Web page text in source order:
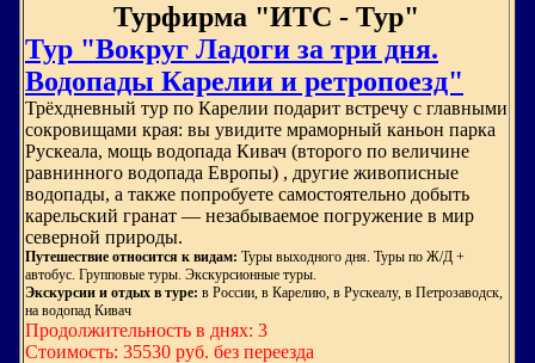
Турфирма "ИТС - Тур"
Тур "Вокруг Ладоги за три дня.
Водопады Карелии и ретропоезд"
Трёхдневный тур по Карелии подарит встречу с главными
сокровищами края: вы увидите мраморный каньон парка
Рускеала, мощь водопада Кивач (второго по величине
равнинного водопада Европы) , другие живописные
водопады, а также попробуете самостоятельно добыть
карельский гранат — незабываемое погружение в мир
северной природы.
Путешествие относится к видам: Туры выходного дня. Туры по Ж/Д +
автобус. Групповые туры. Экскурсионные туры.
Экскурсии и отдых в туре: в России, в Карелию, в Рускеалу, в Петрозаводск,
на водопад Кивач
Продолжительность в днях: 3
Стоимость: 35530 руб. без переезда